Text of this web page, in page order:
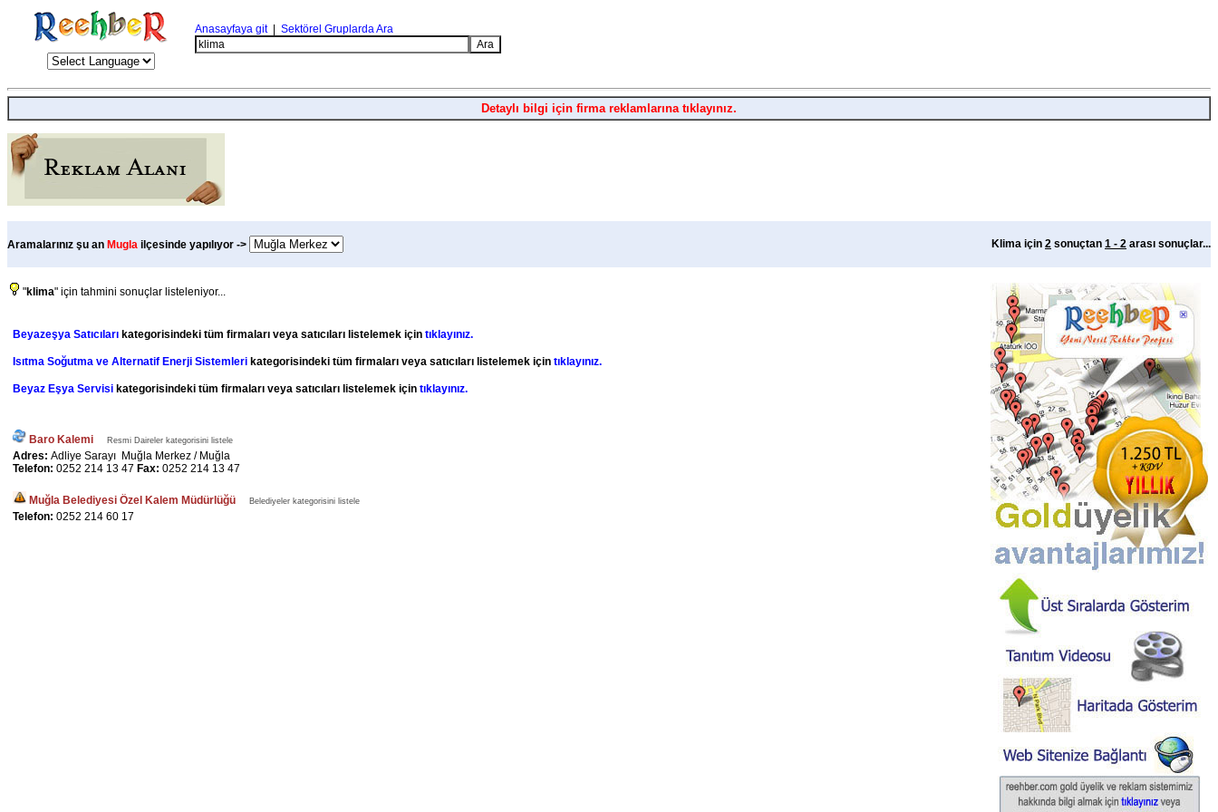
Anasayfaya git| Sektörel Gruplarda Ara
Detaylı bilgi için firma reklamlarına tıklayınız.
Aramalarınız şu an Mugla ilçesinde yapılıyor -> Klima için 2 sonuçtan 1 - 2 arası sonuçlar...
"klima" için tahmini sonuçlar listeleniyor...
Beyazeşya Satıcıları kategorisindeki tüm firmaları veya satıcıları listelemek için tıklayınız.
Isıtma Soğutma ve Alternatif Enerji Sistemleri kategorisindeki tüm firmaları veya satıcıları listelemek için tıklayınız.
Beyaz Eşya Servisi kategorisindeki tüm firmaları veya satıcıları listelemek için tıklayınız.
Baro Kalemi Resmi Daireler kategorisini listele
Adres: Adliye Sarayı Muğla Merkez / Muğla
Telefon: 0252 214 13 47 Fax: 0252 214 13 47
Muğla Belediyesi Özel Kalem Müdürlüğü Belediyeler kategorisini listele
Telefon: 0252 214 60 17